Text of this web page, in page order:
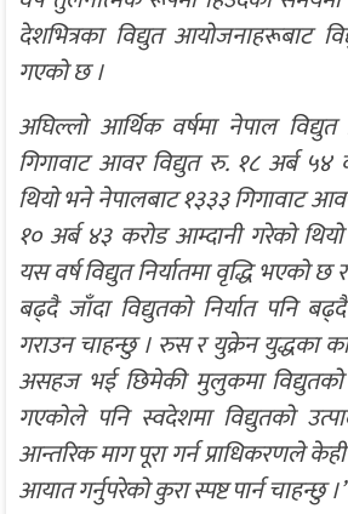
देशभित्रका विद्युत आयोजनाहरूबाट
गएको छ ।
अघिल्लो आर्थिक वर्षमा नेपाल
गिगावाट आवर विद्युत रु. १८ अर्ब
थियो भने नेपालबाट १३३३ गिगावाट
१० अर्ब ४३ करोड आम्दानी गरेको
यस वर्ष विद्युत निर्यातमा वृद्धि भएको छ
बढ्दै जाँदा विद्युतको निर्यात पनि
गराउन चाहन्छु । रुस र युक्रेन युद्धका
असहज भई छिमेकी मुलुकमा
गएकोले पनि स्वदेशमा विद्युतको
आन्तरिक माग पूरा गर्न प्राधिकरणले
आयात गर्नुपरेको कुरा स्पष्ट पार्न चाहन्छु ।’